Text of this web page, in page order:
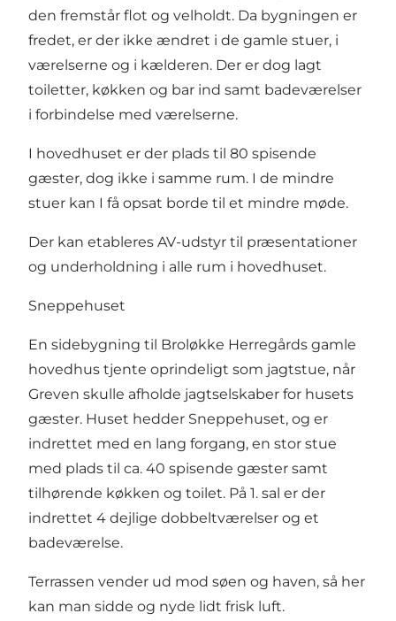
den fremstår flot og velholdt. Da bygningen er
fredet, er der ikke ændret i de gamle stuer, i
værelserne og i kælderen. Der er dog lagt
toiletter, køkken og bar ind samt badeværelser
i forbindelse med værelserne.
I hovedhuset er der plads til 80 spisende
gæster, dog ikke i samme rum. I de mindre
stuer kan I få opsat borde til et mindre møde.
Der kan etableres AV-udstyr til præsentationer
og underholdning i alle rum i hovedhuset.
Sneppehuset
En sidebygning til Broløkke Herregårds gamle
hovedhus tjente oprindeligt som jagtstue, når
Greven skulle afholde jagtselskaber for husets
gæster. Huset hedder Sneppehuset, og er
indrettet med en lang forgang, en stor stue
med plads til ca. 40 spisende gæster samt
tilhørende køkken og toilet. På 1. sal er der
indrettet 4 dejlige dobbeltværelser og et
badeværelse.
Terrassen vender ud mod søen og haven, så her
kan man sidde og nyde lidt frisk luft.